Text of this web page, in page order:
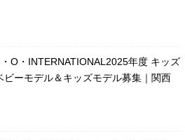
O・INTERNATIONAL2025年度 キッズ
ビーモデル＆キッズモデル募集｜関西